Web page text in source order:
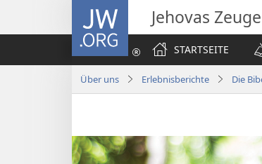
JW.ORG Jehovas
STARTSEITE
Über uns Erlebnisberichte Die